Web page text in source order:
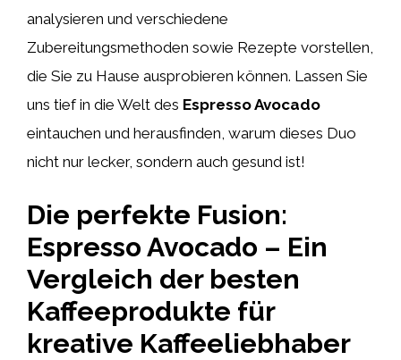
analysieren und verschiedene
Zubereitungsmethoden sowie Rezepte vorstellen,
die Sie zu Hause ausprobieren können. Lassen Sie
uns tief in die Welt des Espresso Avocado
eintauchen und herausfinden, warum dieses Duo
nicht nur lecker, sondern auch gesund ist!
Die perfekte Fusion:
Espresso Avocado – Ein
Vergleich der besten
Kaffeeprodukte für
kreative Kaffeeliebhaber